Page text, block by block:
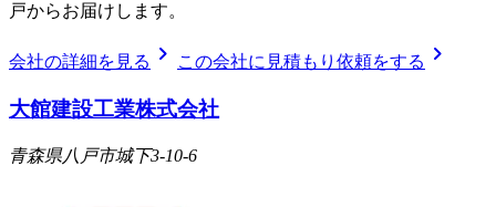
戸からお届けします。
会社の詳細を見る chevron_right この会社に見積もり依頼をする chevron_right
大館建設工業株式会社
青森県八戸市城下3-10-6